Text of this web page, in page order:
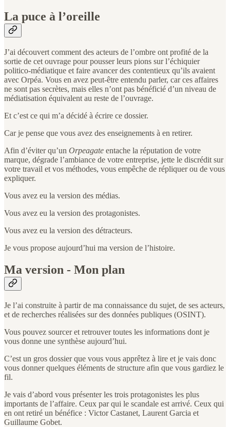
La puce à l’oreille
J’ai découvert comment des acteurs de l’ombre ont profité de la
sortie de cet ouvrage pour pousser leurs pions sur l’échiquier
politico-médiatique et faire avancer des contentieux qu’ils avaient
avec Orpéa. Vous en avez peut-être entendu parler, car ces affaires
ne sont pas secrètes, mais elles n’ont pas bénéficié d’un niveau de
médiatisation équivalent au reste de l’ouvrage.
Et c’est ce qui m’a décidé à écrire ce dossier.
Car je pense que vous avez des enseignements à en retirer.
Afin d’éviter qu’un Orpeagate entache la réputation de votre
marque, dégrade l’ambiance de votre entreprise, jette le discrédit sur
votre travail et vos méthodes, vous empêche de répliquer ou de vous
expliquer.
Vous avez eu la version des médias.
Vous avez eu la version des protagonistes.
Vous avez eu la version des détracteurs.
Je vous propose aujourd’hui ma version de l’histoire.
Ma version - Mon plan
Je l’ai construite à partir de ma connaissance du sujet, de ses acteurs,
et de recherches réalisées sur des données publiques (OSINT).
Vous pouvez sourcer et retrouver toutes les informations dont je
vous donne une synthèse aujourd’hui.
C’est un gros dossier que vous vous apprêtez à lire et je vais donc
vous donner quelques éléments de structure afin que vous gardiez le
fil.
Je vais d’abord vous présenter les trois protagonistes les plus
importants de l’affaire. Ceux par qui le scandale est arrivé. Ceux qui
en ont retiré un bénéfice : Victor Castanet, Laurent Garcia et
Guillaume Gobet.